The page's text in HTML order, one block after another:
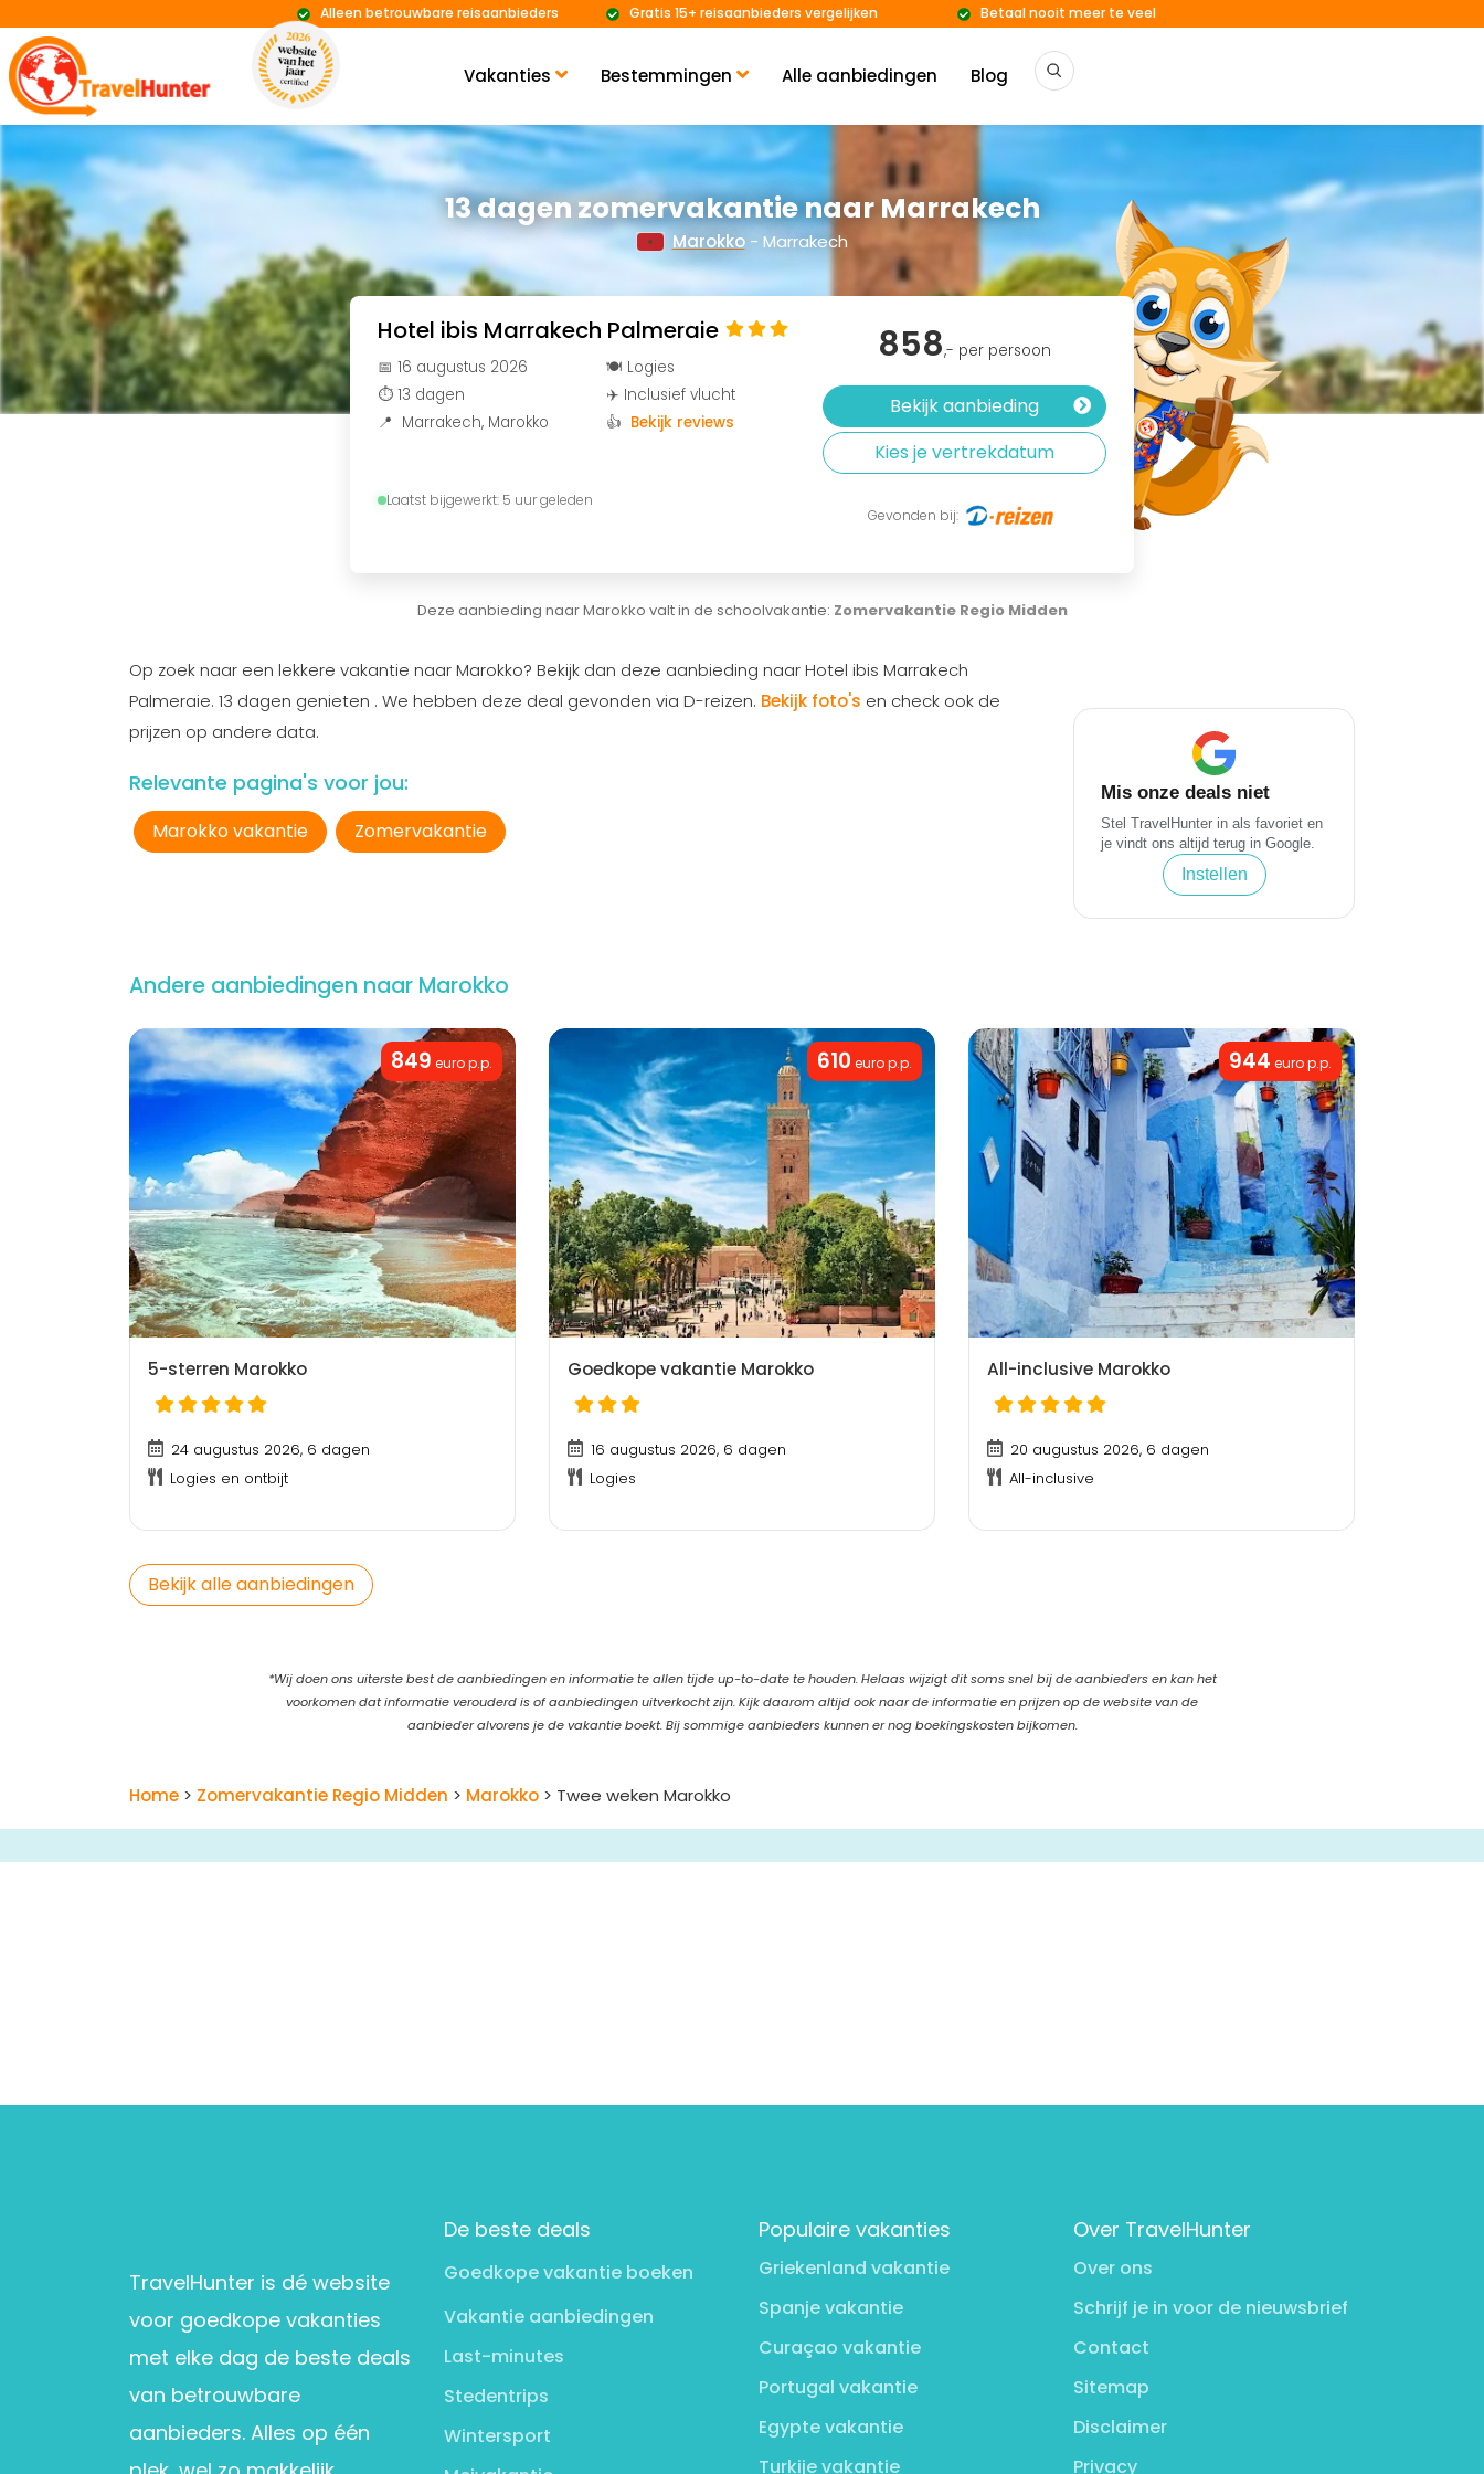
Vakanties Bestemmingen Alle aanbiedingen Blog
Alleen betrouwbare reisaanbieders Gratis 15+ reisaanbieders vergelijken Betaal nooit meer te veel
13 dagen zomervakantie naar Marrakech
Marokko- Marrakech
858,- per persoon
Bekijk aanbieding
Kies je vertrekdatum
Gevonden bij:
Hotel ibis Marrakech Palmeraie
📅 16 augustus 2026
⏱️ 13 dagen
📍 Marrakech, Marokko
🍽️ Logies
✈️ Inclusief vlucht
👍 Bekijk reviews
Laatst bijgewerkt: 5 uur geleden
Deze aanbieding naar Marokko valt in de schoolvakantie: Zomervakantie Regio Midden
Op zoek naar een lekkere vakantie naar Marokko? Bekijk dan deze aanbieding naar Hotel ibis Marrakech
Palmeraie. 13 dagen genieten . We hebben deze deal gevonden via D-reizen. Bekijk foto's en check ook de
prijzen op andere data.
Relevante pagina's voor jou:
Marokko vakantie Zomervakantie
Mis onze deals niet
Stel TravelHunter in als favoriet en
je vindt ons altijd terug in Google.
Instellen
Andere aanbiedingen naar Marokko
849 euro p.p.
5-sterren Marokko
24 augustus 2026, 6 dagen
Logies en ontbijt
610 euro p.p.
Goedkope vakantie Marokko
16 augustus 2026, 6 dagen
Logies
944 euro p.p.
All-inclusive Marokko
20 augustus 2026, 6 dagen
All-inclusive
Bekijk alle aanbiedingen
*Wij doen ons uiterste best de aanbiedingen en informatie te allen tijde up-to-date te houden. Helaas wijzigt dit soms snel bij de aanbieders en kan het
voorkomen dat informatie verouderd is of aanbiedingen uitverkocht zijn. Kijk daarom altijd ook naar de informatie en prijzen op de website van de
aanbieder alvorens je de vakantie boekt. Bij sommige aanbieders kunnen er nog boekingskosten bijkomen.
Home > Zomervakantie Regio Midden > Marokko > Twee weken Marokko
TravelHunter is dé website
voor goedkope vakanties
met elke dag de beste deals
van betrouwbare
aanbieders. Alles op één
De beste deals
Goedkope vakantie boeken
Vakantie aanbiedingen
Last-minutes
Stedentrips
Wintersport
Populaire vakanties
Griekenland vakantie
Spanje vakantie
Curaçao vakantie
Portugal vakantie
Egypte vakantie
Turkije vakantie
Over TravelHunter
Over ons
Schrijf je in voor de nieuwsbrief
Contact
Sitemap
Disclaimer
Privacy